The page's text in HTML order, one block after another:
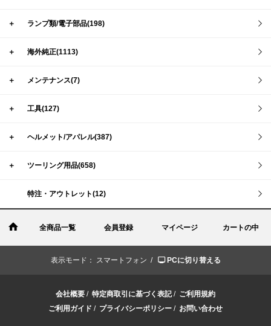
＋ ランプ類/電子部品(198)
＋ 海外純正(1113)
＋ メンテナンス(7)
＋ 工具(127)
＋ ヘルメット/アパレル(387)
＋ ツーリング用品(658)
特注・アウトレット(12)
全商品一覧 会員登録 マイページ カートの中
表示モード： スマートフォン / PCに切り替える
会社概要 / 特定商取引に基づく表記/ ご利用規約
ご利用ガイド / プライバシーポリシー / お問い合わせ